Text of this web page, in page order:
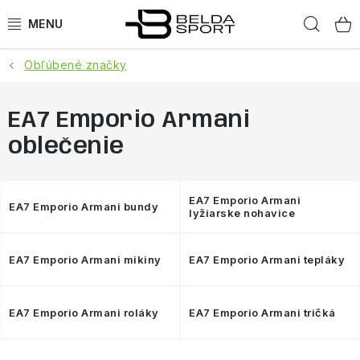
na
ŠPORTY
BEH
BOGNER
DOPLNKY
Obľúbené značky
EA7 Emporio Armani
oblečenie
EA7 Emporio Armani bundy
EA7 Emporio Armani
lyžiarske nohavice
EA7 Emporio Armani mikiny EA7 Emporio Armani tepláky
EA7 Emporio Armani roláky EA7 Emporio Armani tričká